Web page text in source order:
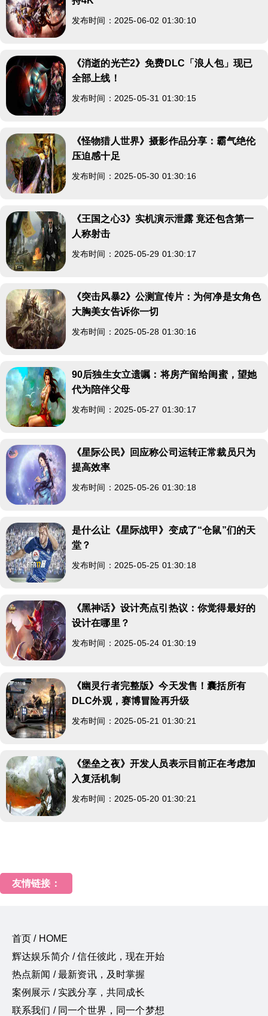
发布时间：2025-06-02 01:30:10
《消逝的光芒2》免费DLC「浪人包」现已
全部上线！
发布时间：2025-05-31 01:30:15
《怪物猎人世界》摄影作品分享：霸气绝伦
压迫感十足
发布时间：2025-05-30 01:30:16
《王国之心3》实机演示泄露 竟还包含第一
人称射击
发布时间：2025-05-29 01:30:17
《突击风暴2》公测宣传片：为何净是女角色
大胸美女告诉你一切
发布时间：2025-05-28 01:30:16
90后独生女立遗嘱：将房产留给闺蜜，望她
代为陪伴父母
发布时间：2025-05-27 01:30:17
《星际公民》回应称公司运转正常裁员只为
提高效率
发布时间：2025-05-26 01:30:18
是什么让《星际战甲》变成了“仓鼠”们的天
堂？
发布时间：2025-05-25 01:30:18
《黑神话》设计亮点引热议：你觉得最好的
设计在哪里？
发布时间：2025-05-24 01:30:19
《幽灵行者完整版》今天发售！囊括所有
DLC外观，赛博冒险再升级
发布时间：2025-05-21 01:30:21
《堡垒之夜》开发人员表示目前正在考虑加
入复活机制
发布时间：2025-05-20 01:30:21
友情链接：
首页 / HOME
辉达娱乐简介 / 信任彼此，现在开始
热点新闻 / 最新资讯，及时掌握
案例展示 / 实践分享，共同成长
联系我们 / 同一个世界，同一个梦想